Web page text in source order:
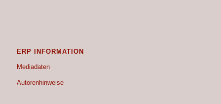
ERP INFORMATION
Mediadaten
Autorenhinweise